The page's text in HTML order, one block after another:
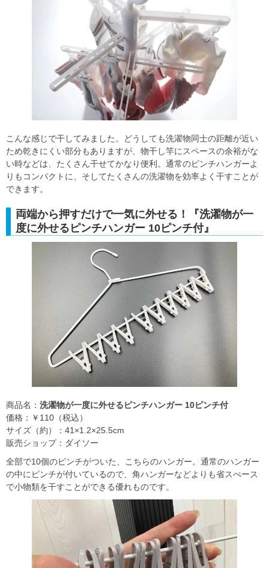
こんな感じで干してみました。どうしても洗濯物同士の距離が近い
ため乾きにくい部分もありますが、物干し竿にスペースの余裕がな
い時などは、たくさん干せてかなり便利。通常のピンチハンガーよ
りもコンパクトに、そしてたくさんの洗濯物を効率よく干すことが
できます。
両端から押すだけで一気に外せる！『洗濯物が一
度に外せるピンチハンガー 10ピンチ付』
商品名： 洗濯物が一度に外せるピンチハンガー 10ピンチ付
価格：￥110（税込）
サイズ（約）：41×1.2×25.5cm
販売ショップ：ダイソー
全部で10個のピンチがついた、こちらのハンガー。通常のハンガー
の中にピンチが付いているので、角ハンガーなどよりも省スぺース
で小物類を干すことができる優れものです。